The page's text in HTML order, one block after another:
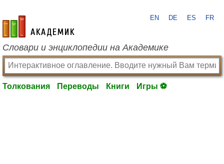
academic.ru
EN DE ES FR
Словари и энциклопедии на Академике
Толкования Переводы Книги Игры ⚽